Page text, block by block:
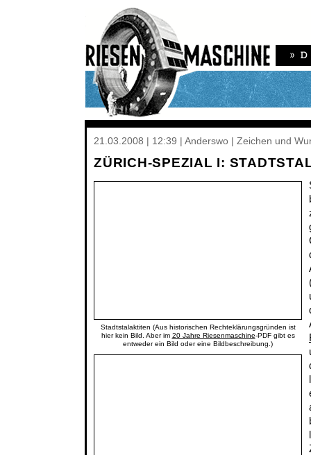
21.03.2008 | 12:39 | Anderswo | Zeichen und
ZÜRICH-SPEZIAL I:
Stadtstalaktiten (Aus historischen Rechteklärungsgründen ist
hier kein Bild. Aber im 20 Jahre Riesenmaschine-PDF gibt es
entweder ein Bild oder eine Bildbeschreibung.)